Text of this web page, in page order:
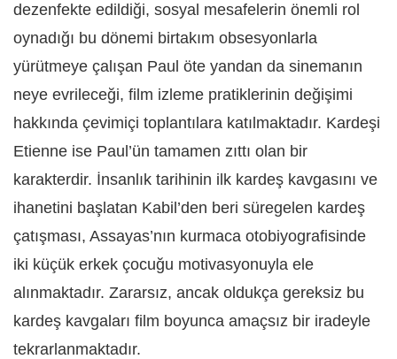
dezenfekte edildiği, sosyal mesafelerin önemli rol
oynadığı bu dönemi birtakım obsesyonlarla
yürütmeye çalışan Paul öte yandan da sinemanın
neye evrileceği, film izleme pratiklerinin değişimi
hakkında çevimiçi toplantılara katılmaktadır. Kardeşi
Etienne ise Paul’ün tamamen zıttı olan bir
karakterdir. İnsanlık tarihinin ilk kardeş kavgasını ve
ihanetini başlatan Kabil’den beri süregelen kardeş
çatışması, Assayas’nın kurmaca otobiyografisinde
iki küçük erkek çocuğu motivasyonuyla ele
alınmaktadır. Zararsız, ancak oldukça gereksiz bu
kardeş kavgaları film boyunca amaçsız bir iradeyle
tekrarlanmaktadır.